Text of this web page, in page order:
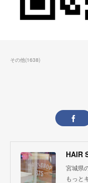
その他(1638)
HAIR
宮城県
もっと